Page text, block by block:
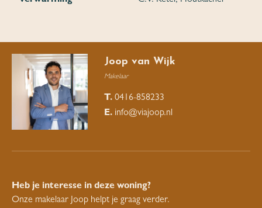
Joop van Wijk
Makelaar
T. 0416-858233
E. info@viajoop.nl
Heb je interesse in deze woning?
Onze makelaar Joop helpt je graag verder.